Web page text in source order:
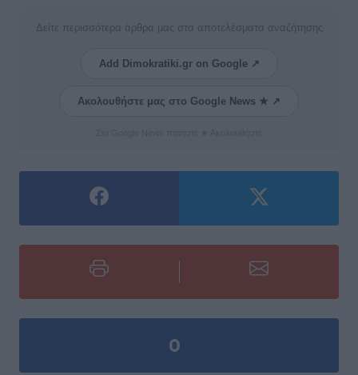
Δείτε περισσότερα άρθρα μας στα αποτελέσματα αναζήτησης
Add Dimokratiki.gr on Google ↗
Ακολουθήστε μας στο Google News ★ ↗
0